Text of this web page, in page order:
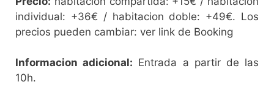
individual: +36€ / habitacion doble: +49€. Los
precios pueden cambiar: ver link de Booking
Informacion adicional: Entrada a partir de las
10h.